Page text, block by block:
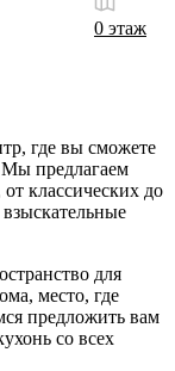
0 этаж
где вы сможете
предлагаем
классических до
для
место, где
предложить вам
со всех